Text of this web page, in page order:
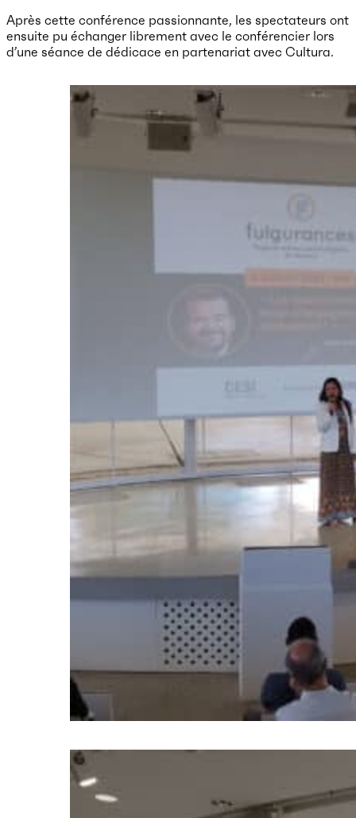
Après cette conférence passionnante, les spectateurs ont
ensuite pu échanger librement avec le conférencier lors
d’une séance de dédicace en partenariat avec Cultura.